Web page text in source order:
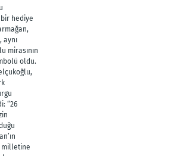
hediye
aynı
mirasının
oldu.
“26
milletine